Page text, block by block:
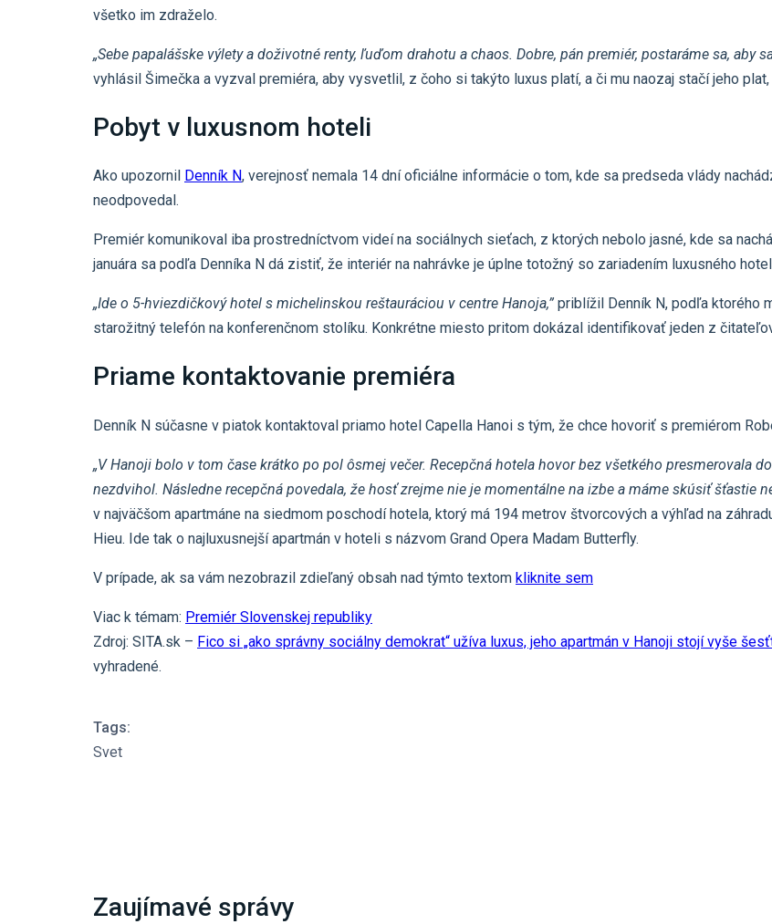
všetko im zdraželo.
„Sebe papalášske výlety a doživotné renty, ľuďom drahotu a chaos. Dobre, pán premiér, postaráme sa, aby
vyhlásil Šimečka a vyzval premiéra, aby vysvetlil, z čoho si takýto luxus platí, a či mu naozaj stačí jeho
Pobyt v luxusnom hoteli
Ako upozornil Denník N, verejnosť nemala 14 dní oficiálne informácie o tom, kde sa predseda vlády
neodpovedal.
Premiér komunikoval iba prostredníctvom videí na sociálnych sieťach, z ktorých nebolo jasné, kde sa
januára sa podľa Denníka N dá zistiť, že interiér na nahrávke je úplne totožný so zariadením luxusného
„Ide o 5-hviezdičkový hotel s michelinskou reštauráciou v centre Hanoja,” priblížil Denník N, podľa ktorého
starožitný telefón na konferenčnom stolíku. Konkrétne miesto pritom dokázal identifikovať jeden z
Priame kontaktovanie premiéra
Denník N súčasne v piatok kontaktoval priamo hotel Capella Hanoi s tým, že chce hovoriť s premiérom
„V Hanoji bolo v tom čase krátko po pol ôsmej večer. Recepčná hotela hovor bez všetkého presmerovala
nezdvihol. Následne recepčná povedala, že hosť zrejme nie je momentálne na izbe a máme skúsiť šťastie
v najväčšom apartmáne na siedmom poschodí hotela, ktorý má 194 metrov štvorcových a výhľad na
Hieu. Ide tak o najluxusnejší apartmán v hoteli s názvom Grand Opera Madam Butterfly.
V prípade, ak sa vám nezobrazil zdieľaný obsah nad týmto textom kliknite sem
Viac k témam: Premiér Slovenskej republiky
Zdroj: SITA.sk – Fico si „ako správny sociálny demokrat“ užíva luxus, jeho apartmán v Hanoji stojí vyše
vyhradené.
Tags:
Svet
Zaujímavé správy